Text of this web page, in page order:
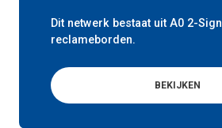
Dit netwerk bestaat uit A0 2-Sign
reclameborden.
BEKIJKEN